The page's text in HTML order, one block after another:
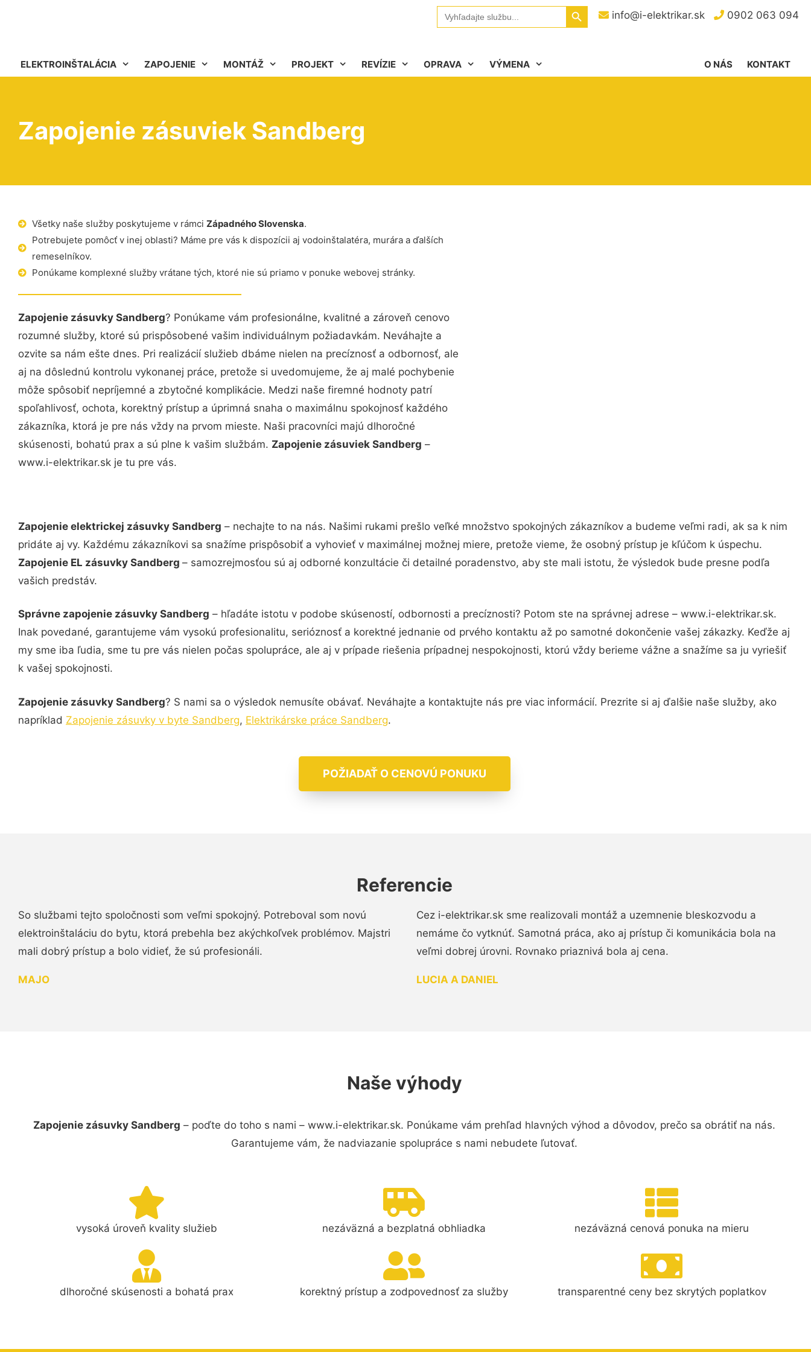
info@i-elektrikar.sk 0902 063 094
Search
for:
Search Button
ELEKTROINŠTALÁCIA ZAPOJENIE MONTÁŽ PROJEKT REVÍZIE OPRAVA VÝMENA KONTAKT
O NÁS
Zapojenie zásuviek Sandberg
Všetky naše služby poskytujeme v rámci Západného Slovenska.
Potrebujete pomôcť v inej oblasti? Máme pre vás k dispozícii aj vodoinštalatéra, murára a ďalších
remeselníkov.
Ponúkame komplexné služby vrátane tých, ktoré nie sú priamo v ponuke webovej stránky.
Zapojenie zásuvky Sandberg? Ponúkame vám profesionálne, kvalitné a zároveň cenovo
rozumné služby, ktoré sú prispôsobené vašim individuálnym požiadavkám. Neváhajte a
ozvite sa nám ešte dnes. Pri realizácií služieb dbáme nielen na precíznosť a odbornosť, ale
aj na dôslednú kontrolu vykonanej práce, pretože si uvedomujeme, že aj malé pochybenie
môže spôsobiť nepríjemné a zbytočné komplikácie. Medzi naše firemné hodnoty patrí
spoľahlivosť, ochota, korektný prístup a úprimná snaha o maximálnu spokojnosť každého
zákazníka, ktorá je pre nás vždy na prvom mieste. Naši pracovníci majú dlhoročné
skúsenosti, bohatú prax a sú plne k vašim službám. Zapojenie zásuviek Sandberg –
www.i-elektrikar.sk je tu pre vás.
Zapojenie elektrickej zásuvky Sandberg – nechajte to na nás. Našimi rukami prešlo veľké množstvo spokojných zákazníkov a budeme veľmi radi, ak sa k nim
pridáte aj vy. Každému zákazníkovi sa snažíme prispôsobiť a vyhovieť v maximálnej možnej miere, pretože vieme, že osobný prístup je kľúčom k úspechu.
Zapojenie EL zásuvky Sandberg – samozrejmosťou sú aj odborné konzultácie či detailné poradenstvo, aby ste mali istotu, že výsledok bude presne podľa
vašich predstáv.
Správne zapojenie zásuvky Sandberg – hľadáte istotu v podobe skúseností, odbornosti a precíznosti? Potom ste na správnej adrese – www.i-elektrikar.sk.
Inak povedané, garantujeme vám vysokú profesionalitu, serióznosť a korektné jednanie od prvého kontaktu až po samotné dokončenie vašej zákazky. Keďže aj
my sme iba ľudia, sme tu pre vás nielen počas spolupráce, ale aj v prípade riešenia prípadnej nespokojnosti, ktorú vždy berieme vážne a snažíme sa ju vyriešiť
k vašej spokojnosti.
Zapojenie zásuvky Sandberg? S nami sa o výsledok nemusíte obávať. Neváhajte a kontaktujte nás pre viac informácií. Prezrite si aj ďalšie naše služby, ako
napríklad Zapojenie zásuvky v byte Sandberg, Elektrikárske práce Sandberg.
POŽIADAŤ O CENOVÚ PONUKU
Referencie
So službami tejto spoločnosti som veľmi spokojný. Potreboval som novú
elektroinštaláciu do bytu, ktorá prebehla bez akýchkoľvek problémov. Majstri
mali dobrý prístup a bolo vidieť, že sú profesionáli.
MAJO
Cez i-elektrikar.sk sme realizovali montáž a uzemnenie bleskozvodu a
nemáme čo vytknúť. Samotná práca, ako aj prístup či komunikácia bola na
veľmi dobrej úrovni. Rovnako priaznivá bola aj cena.
LUCIA A DANIEL
Naše výhody
Zapojenie zásuvky Sandberg – poďte do toho s nami – www.i-elektrikar.sk. Ponúkame vám prehľad hlavných výhod a dôvodov, prečo sa obrátiť na nás.
Garantujeme vám, že nadviazanie spolupráce s nami nebudete ľutovať.
vysoká úroveň kvality služieb nezáväzná a bezplatná obhliadka nezáväzná cenová ponuka na mieru
dlhoročné skúsenosti a bohatá prax korektný prístup a zodpovednosť za služby transparentné ceny bez skrytých poplatkov